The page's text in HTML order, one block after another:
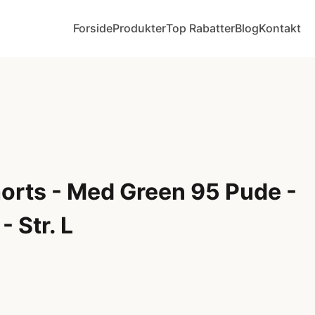
ForsideProdukterTop RabatterBlogKontakt
- Med Green 95 Pude -
Str. L